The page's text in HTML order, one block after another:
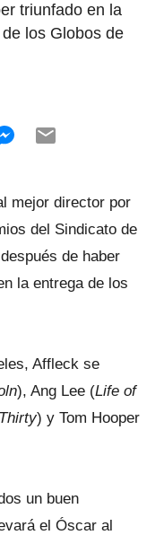
triunfado en la
los Globos de
mejor director por
del Sindicato de
de haber
la entrega de los
Affleck se
), Ang Lee (Life of
) y Tom Hooper
un buen
el Óscar al